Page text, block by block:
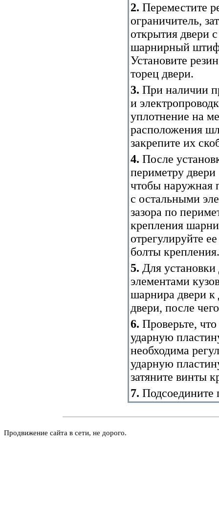
2. Переместите
ограничитель,
открытия двери
шарнирный
Установите
торец двери.
3. При наличии
и
уплотнение на
расположения
закрепите их
4. После
периметру
чтобы наружная
с остальными
зазора по
крепления
отрегулируйте
болты крепления.
5. Для
элементами
шарнира двери к
двери, после
6. Проверьте,
ударную
необходима
ударную
затяните винты
7. Подсоедините
Продвижение сайта в сети, не дорого.